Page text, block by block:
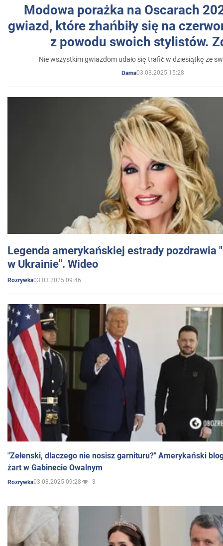
Modowa porażka na Oscarach
gwiazd, które zhańbiły się na
z powodu swoich stylistów.
Nie wszystkim gwiazdom udało się trafić w dziesiątkę ze
Dama03.03.2025 15:28
Legenda amerykańskiej estrady pozdrawia
w Ukrainie". Wideo
Rozrywka03.03.2025 09:46
"Zełenski, dlaczego nie nosisz garnituru?" Amerykański
żart w Gabinecie Owalnym
Rozrywka03.03.2025 09:28 3